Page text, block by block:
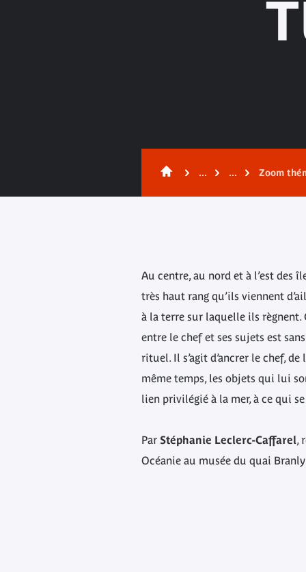
... ... Zoom
Au centre, au nord et à l’est des
très haut rang qu’ils viennent
à la terre sur laquelle ils règnent.
entre le chef et ses sujets est
rituel. Il s’agit d’ancrer le chef,
même temps, les objets qui lui
lien privilégié à la mer, à ce qui
Par Stéphanie Leclerc-Caffarel,
Océanie au musée du quai